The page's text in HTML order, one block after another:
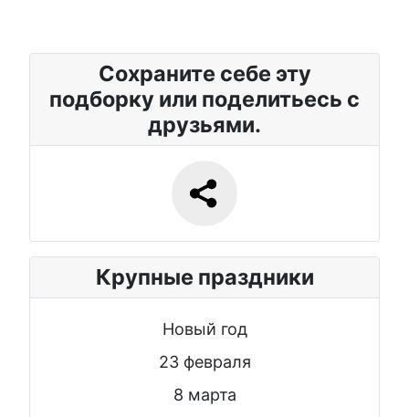
Сохраните себе эту
подборку или поделитьесь с
друзьями.
Крупные праздники
Новый год
23 февраля
8 марта